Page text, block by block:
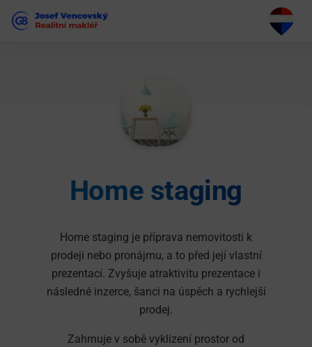
Home staging
Home staging je příprava nemovitosti k
prodeji nebo pronájmu, a to před její vlastní
prezentací. Zvyšuje atraktivitu prezentace i
následné inzerce, šanci na úspěch a rychlejší
prodej.
Zahrnuje v sobě vyklizení prostor od